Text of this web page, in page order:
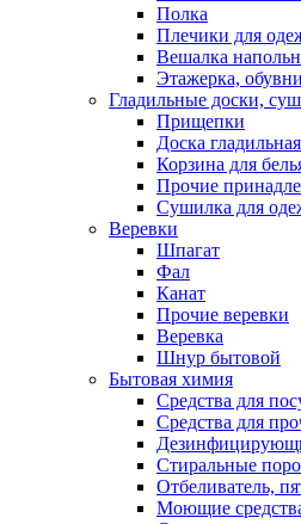
Полка
Плечики для
Вешалка
Этажерка,
Гладильные доски,
Прищепки
Доска гладильная
Корзина для
Прочие
Сушилка для
Веревки
Шпагат
Фал
Канат
Прочие веревки
Веревка
Шнур бытовой
Бытовая химия
Средства для
Средства для
Стиральные
Отбеливатель,
Моющие